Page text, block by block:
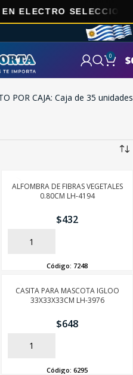
0 $
POR CAJA: Caja de 35 unidades
ALFOMBRA DE FIBRAS VEGETALES
0.80CM LH-4194
$432
AÑADIR
Código: 7248
CASITA PARA MASCOTA IGLOO
33X33X33CM LH-3976
$648
AÑADIR
Código: 6295